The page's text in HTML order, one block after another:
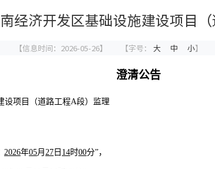
经济开发区基础设施建设项目
【信息时间：2026-05-26】 【字号： 大 中 小】
澄清公告
设项目（道路工程A段）监理
2026年05月 27 日 14时00分”，